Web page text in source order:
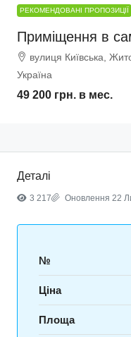
РЕКОМЕНДОВАНІ ПРОПОЗИЦІЇ
Приміщення в
вулиця Київська,
Україна
49 200 грн. в мес.
Деталі
3 217 Оновлення 22
№
Ціна
Площа